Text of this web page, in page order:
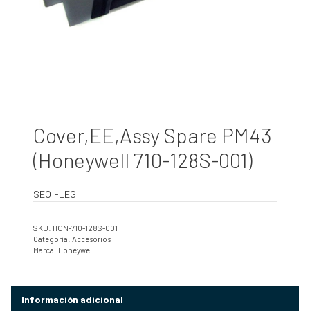
Cover,EE,Assy Spare PM43
(Honeywell 710-128S-001)
SEO:-LEG:
SKU: HON-710-128S-001
Categoría: Accesorios
Marca: Honeywell
Información adicional